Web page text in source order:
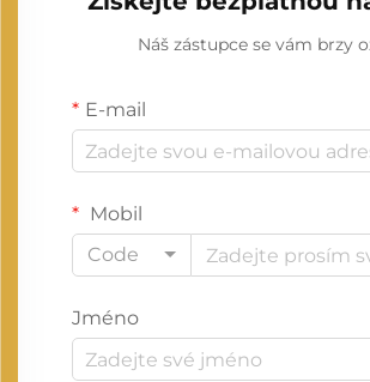
Náš zástupce se vám brzy
E-mail
Mobil
Code
Jméno